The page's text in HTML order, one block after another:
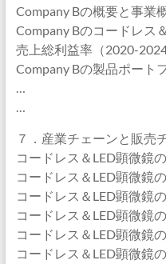
Company Bの概要と事業
Company Bのコードレス
売上総利益率（2020-2024
Company Bの製品ポート
…
…
７．産業チェーンと販売
コードレス＆LED顕微鏡
コードレス＆LED顕微鏡
コードレス＆LED顕微鏡
コードレス＆LED顕微鏡
コードレス＆LED顕微鏡
コードレス＆LED顕微鏡